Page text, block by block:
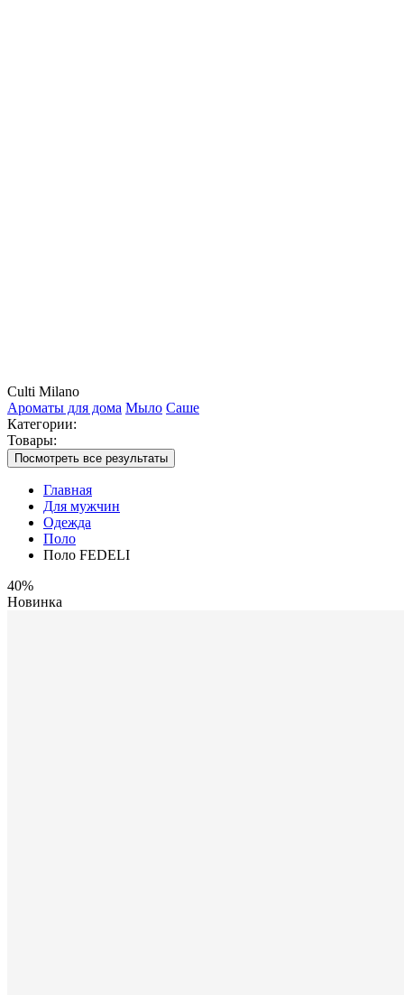
Culti Milano
Ароматы для дома Мыло Саше
Категории:
Товары:
Посмотреть все результаты
Главная
Для мужчин
Одежда
Поло
Поло FEDELI
40%
Новинка